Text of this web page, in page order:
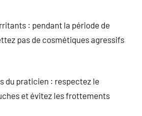
: pendant la période de
pas de cosmétiques agressifs
du praticien : respectez le
et évitez les frottements